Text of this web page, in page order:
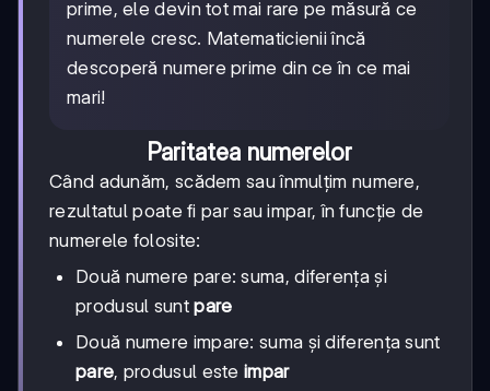
prime, ele devin tot mai rare pe măsură ce
numerele cresc. Matematicienii încă
descoperă numere prime din ce în ce mai
mari!
Paritatea numerelor
Când adunăm, scădem sau înmulțim numere,
rezultatul poate fi par sau impar, în funcție de
numerele folosite:
Două numere pare: suma, diferența și
produsul suntpare
Două numere impare: suma și diferența sunt
pare, produsul esteimpar